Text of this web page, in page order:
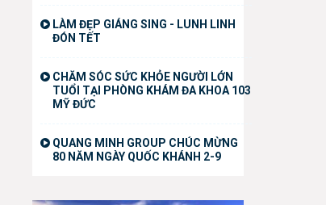
LÀM ĐẸP GIÁNG SING - LUNH LINH
ĐÓN TẾT
CHĂM SÓC SỨC KHỎE NGƯỜI LỚN
TUỔI TẠI PHÒNG KHÁM ĐA KHOA 103
MỸ ĐỨC
QUANG MINH GROUP CHÚC MỪNG
80 NĂM NGÀY QUỐC KHÁNH 2-9